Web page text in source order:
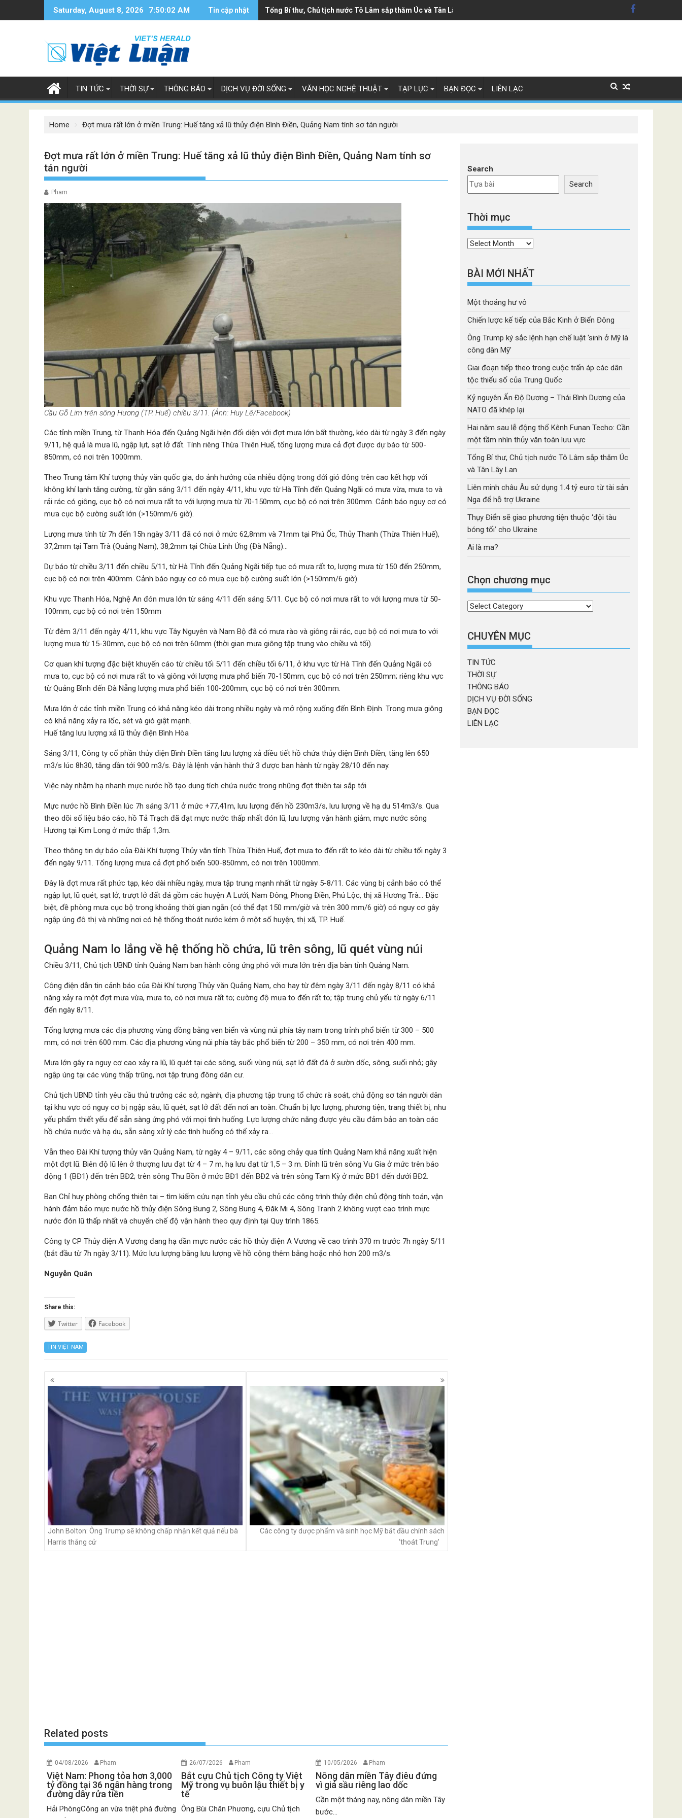
Saturday, August 8, 2026 7:50:03 AM Tin cập nhật Tổng Bí thư, Chủ tịch nước Tô Lâm sắp thăm Úc và Tân Lây Lan
TIN TỨC THỜI SỰ THÔNG BÁO DỊCH VỤ ĐỜI SỐNG VĂN HỌC NGHỆ THUẬT TẠP LỤC BẠN ĐỌC LIÊN LẠC
Home Đợt mưa rất lớn ở miền Trung: Huế tăng xả lũ thủy điện Bình Điền, Quảng Nam tính sơ tán người
Đợt mưa rất lớn ở miền Trung: Huế tăng xả lũ thủy điện Bình Điền, Quảng Nam tính sơ
tán người
Pham
Cầu Gỗ Lim trên sông Hương (TP. Huế) chiều 3/11. (Ảnh: Huy Lê/Facebook)
Các tỉnh miền Trung, từ Thanh Hóa đến Quảng Ngãi hiện đối diện với đợt mưa lớn bất thường, kéo dài từ ngày 3 đến ngày
9/11, hệ quả là mưa lũ, ngập lụt, sạt lở đất. Tính riêng Thừa Thiên Huế, tổng lượng mưa cả đợt được dự báo từ 500-
850mm, có nơi trên 1000mm.
Theo Trung tâm Khí tượng thủy văn quốc gia, do ảnh hưởng của nhiễu động trong đới gió đông trên cao kết hợp với
không khí lạnh tăng cường, từ gần sáng 3/11 đến ngày 4/11, khu vực từ Hà Tĩnh đến Quảng Ngãi có mưa vừa, mưa to và
rải rác có giông, cục bộ có nơi mưa rất to với lượng mưa từ 70-150mm, cục bộ có nơi trên 300mm. Cảnh báo nguy cơ có
mưa cục bộ cường suất lớn (>150mm/6 giờ).
Lượng mưa tính từ 7h đến 15h ngày 3/11 đã có nơi ở mức 62,8mm và 71mm tại Phú Ốc, Thủy Thanh (Thừa Thiên Huế),
37,2mm tại Tam Trà (Quảng Nam), 38,2mm tại Chùa Linh Ứng (Đà Nẵng)…
Dự báo từ chiều 3/11 đến chiều 5/11, từ Hà Tĩnh đến Quảng Ngãi tiếp tục có mưa rất to, lượng mưa từ 150 đến 250mm,
cục bộ có nơi trên 400mm. Cảnh báo nguy cơ có mưa cục bộ cường suất lớn (>150mm/6 giờ).
Khu vực Thanh Hóa, Nghệ An đón mưa lớn từ sáng 4/11 đến sáng 5/11. Cục bộ có nơi mưa rất to với lượng mưa từ 50-
100mm, cục bộ có nơi trên 150mm
Từ đêm 3/11 đến ngày 4/11, khu vực Tây Nguyên và Nam Bộ đã có mưa rào và giông rải rác, cục bộ có nơi mưa to với
lượng mưa từ 15-30mm, cục bộ có nơi trên 60mm (thời gian mưa giông tập trung vào chiều và tối).
Cơ quan khí tượng đặc biệt khuyến cáo từ chiều tối 5/11 đến chiều tối 6/11, ở khu vực từ Hà Tĩnh đến Quảng Ngãi có
mưa to, cục bộ có nơi mưa rất to và giông với lượng mưa phổ biến 70-150mm, cục bộ có nơi trên 250mm; riêng khu vực
từ Quảng Bình đến Đà Nẵng lượng mưa phổ biến 100-200mm, cục bộ có nơi trên 300mm.
Mưa lớn ở các tỉnh miền Trung có khả năng kéo dài trong nhiều ngày và mở rộng xuống đến Bình Định. Trong mưa giông
có khả năng xảy ra lốc, sét và gió giật mạnh.
Huế tăng lưu lượng xả lũ thủy điện Bình Hòa
Sáng 3/11, Công ty cổ phần thủy điện Bình Điền tăng lưu lượng xả điều tiết hồ chứa thủy điện Bình Điền, tăng lên 650
m3/s lúc 8h30, tăng dần tới 900 m3/s. Đây là lệnh vận hành thứ 3 được ban hành từ ngày 28/10 đến nay.
Việc này nhằm hạ nhanh mực nước hồ tạo dung tích chứa nước trong những đợt thiên tai sắp tới
Mực nước hồ Bình Điền lúc 7h sáng 3/11 ở mức +77,41m, lưu lượng đến hồ 230m3/s, lưu lượng về hạ du 514m3/s. Qua
theo dõi số liệu báo cáo, hồ Tả Trạch đã đạt mực nước thấp nhất đón lũ, lưu lượng vận hành giảm, mực nước sông
Hương tại Kim Long ở mức thấp 1,3m.
Theo thông tin dự báo của Đài Khí tượng Thủy văn tỉnh Thừa Thiên Huế, đợt mưa to đến rất to kéo dài từ chiều tối ngày 3
đến ngày 9/11. Tổng lượng mưa cả đợt phổ biến 500-850mm, có nơi trên 1000mm.
Đây là đợt mưa rất phức tạp, kéo dài nhiều ngày, mưa tập trung mạnh nhất từ ngày 5-8/11. Các vùng bị cảnh báo có thể
ngập lụt, lũ quét, sạt lở, trượt lở đất đá gồm các huyện A Lưới, Nam Đông, Phong Điền, Phú Lộc, thị xã Hương Trà… Đặc
biệt, đề phòng mưa cục bộ trong khoảng thời gian ngắn (có thể đạt 150 mm/giờ và trên 300 mm/6 giờ) có nguy cơ gây
ngập úng đô thị và những nơi có hệ thống thoát nước kém ở một số huyện, thị xã, TP. Huế.
Quảng Nam lo lắng về hệ thống hồ chứa, lũ trên sông, lũ quét vùng núi
Chiều 3/11, Chủ tịch UBND tỉnh Quảng Nam ban hành công ứng phó với mưa lớn trên địa bàn tỉnh Quảng Nam.
Công điện dẫn tin cảnh báo của Đài Khí tượng Thủy văn Quảng Nam, cho hay từ đêm ngày 3/11 đến ngày 8/11 có khả
năng xảy ra một đợt mưa vừa, mưa to, có nơi mưa rất to; cường độ mưa to đến rất to; tập trung chủ yếu từ ngày 6/11
đến ngày 8/11.
Tổng lượng mưa các địa phương vùng đồng bằng ven biển và vùng núi phía tây nam trong trỉnh phổ biến từ 300 – 500
mm, có nơi trên 600 mm. Các địa phương vùng núi phía tây bắc phổ biến từ 200 – 350 mm, có nơi trên 400 mm.
Mưa lớn gây ra nguy cơ cao xảy ra lũ, lũ quét tại các sông, suối vùng núi, sạt lở đất đá ở sườn dốc, sông, suối nhỏ; gây
ngập úng tại các vùng thấp trũng, nơi tập trung đông dân cư.
Chủ tịch UBND tỉnh yêu cầu thủ trưởng các sở, ngành, địa phương tập trung tổ chức rà soát, chủ động sơ tán người dân
tại khu vực có nguy cơ bị ngập sâu, lũ quét, sạt lở đất đến nơi an toàn. Chuẩn bị lực lượng, phương tiện, trang thiết bị, nhu
yếu phẩm thiết yếu để sẵn sàng ứng phó với mọi tình huống. Lực lượng chức năng được yêu cầu đảm bảo an toàn các
hồ chứa nước và hạ du, sẵn sàng xử lý các tình huống có thể xảy ra…
Vẫn theo Đài Khí tượng thủy văn Quảng Nam, từ ngày 4 – 9/11, các sông chảy qua tỉnh Quảng Nam khả năng xuất hiện
một đợt lũ. Biên độ lũ lên ở thượng lưu đạt từ 4 – 7 m, hạ lưu đạt từ 1,5 – 3 m. Đỉnh lũ trên sông Vu Gia ở mức trên báo
động 1 (BĐ1) đến trên BĐ2; trên sông Thu Bồn ở mức BĐ1 đến BĐ2 và trên sông Tam Kỳ ở mức BĐ1 đến dưới BĐ2.
Ban Chỉ huy phòng chống thiên tai – tìm kiếm cứu nạn tỉnh yêu cầu chủ các công trình thủy điện chủ động tính toán, vận
hành đảm bảo mực nước hồ thủy điện Sông Bung 2, Sông Bung 4, Đăk Mi 4, Sông Tranh 2 không vượt cao trình mực
nước đón lũ thấp nhất và chuyển chế độ vận hành theo quy định tại Quy trình 1865.
Công ty CP Thủy điện A Vương đang hạ dần mực nước các hồ thủy điện A Vương về cao trình 370 m trước 7h ngày 5/11
(bắt đầu từ 7h ngày 3/11). Mức lưu lượng bằng lưu lượng về hồ cộng thêm bằng hoặc nhỏ hơn 200 m3/s.
Nguyễn Quân
Share this:
Twitter Facebook
TIN VIỆT NAM
Posts
navigation
John Bolton: Ông Trump sẽ không chấp nhận kết quả nếu bà
Harris thắng cử
Các công ty dược phẩm và sinh học Mỹ bắt đầu chính sách
‘thoát Trung’
Related posts
04/08/2026 Pham
Việt Nam: Phong tỏa hơn 3,000
tỷ đồng tại 36 ngân hàng trong
đường dây rửa tiền
Hải PhòngCông an vừa triệt phá đường
26/07/2026 Pham
Bắt cựu Chủ tịch Công ty Việt
Mỹ trong vụ buôn lậu thiết bị y
tế
Ông Bùi Chân Phương, cựu Chủ tịch
10/05/2026 Pham
Nông dân miền Tây điêu đứng
vì giá sầu riêng lao dốc
Gần một tháng nay, nông dân miền Tây
bước...
Search
Search
Thời mục
Thời
BÀI MỚI NHẤT
Một thoáng hư vô
Chiến lược kế tiếp của Bắc Kinh ở Biển Đông
Ông Trump ký sắc lệnh hạn chế luật ‘sinh ở Mỹ là
công dân Mỹ’
Giai đoạn tiếp theo trong cuộc trấn áp các dân
tộc thiểu số của Trung Quốc
Kỷ nguyên Ấn Độ Dương – Thái Bình Dương của
NATO đã khép lại
Hai năm sau lễ động thổ Kênh Funan Techo: Cần
một tầm nhìn thủy văn toàn lưu vực
Tổng Bí thư, Chủ tịch nước Tô Lâm sắp thăm Úc
và Tân Lây Lan
Liên minh châu Âu sử dụng 1.4 tỷ euro từ tài sản
Nga để hỗ trợ Ukraine
Thụy Điển sẽ giao phương tiện thuộc ‘đội tàu
bóng tối’ cho Ukraine
Ai là ma?
Chọn chương mục
Chọn
mục
CHUYÊN MỤC
TIN TỨC
THỜI SỰ
THÔNG BÁO
DỊCH VỤ ĐỜI SỐNG
BẠN ĐỌC
LIÊN LẠC